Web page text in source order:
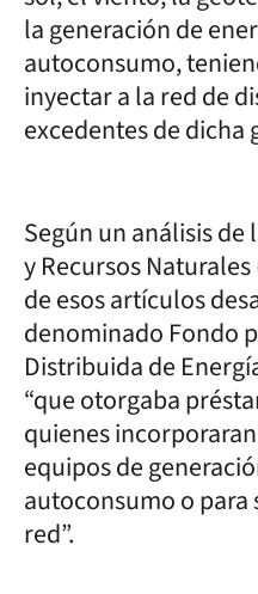
la generación de
autoconsumo,
inyectar a la red de
excedentes de dicha
Según un análisis
y Recursos
de esos artículos
denominado Fondo
Distribuida de
“que otorgaba
quienes
equipos de
autoconsumo o
red”.